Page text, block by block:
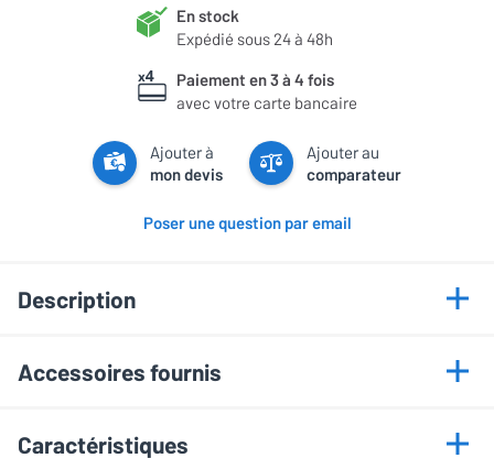
En stock
Expédié sous 24 à 48h
Paiement en 3 à 4 fois
avec votre carte bancaire
Ajouter à
mon devis
Ajouter au
comparateur
Poser une question par email
Description
Points forts
Plateau orientable à 90° pour ajustement précis
Accessoires fournis
2 plateaux 80 x 120 mm
Caractéristiques